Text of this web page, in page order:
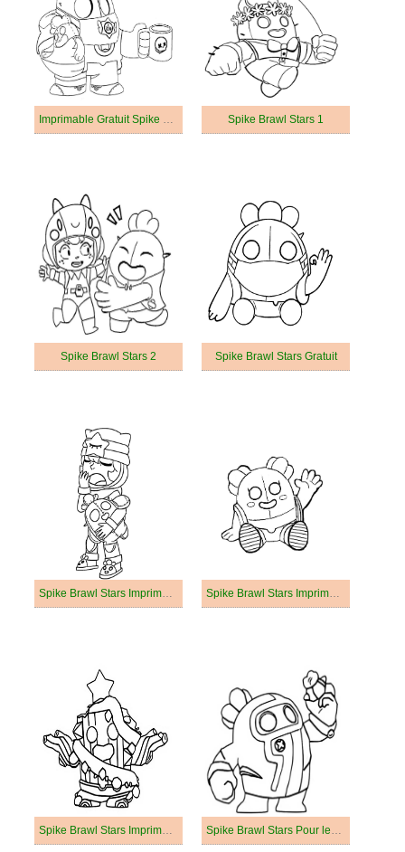
Imprimable Gratuit Spike Brawl Stars Pour les Enfants Spike Brawl Stars 1
Spike Brawl Stars 2 Spike Brawl Stars Gratuit
Spike Brawl Stars Imprimable Gratuit Pour les Enfants Spike Brawl Stars Imprimable Gratuit
Spike Brawl Stars Imprimable Spike Brawl Stars Pour les Enfants de 1 An